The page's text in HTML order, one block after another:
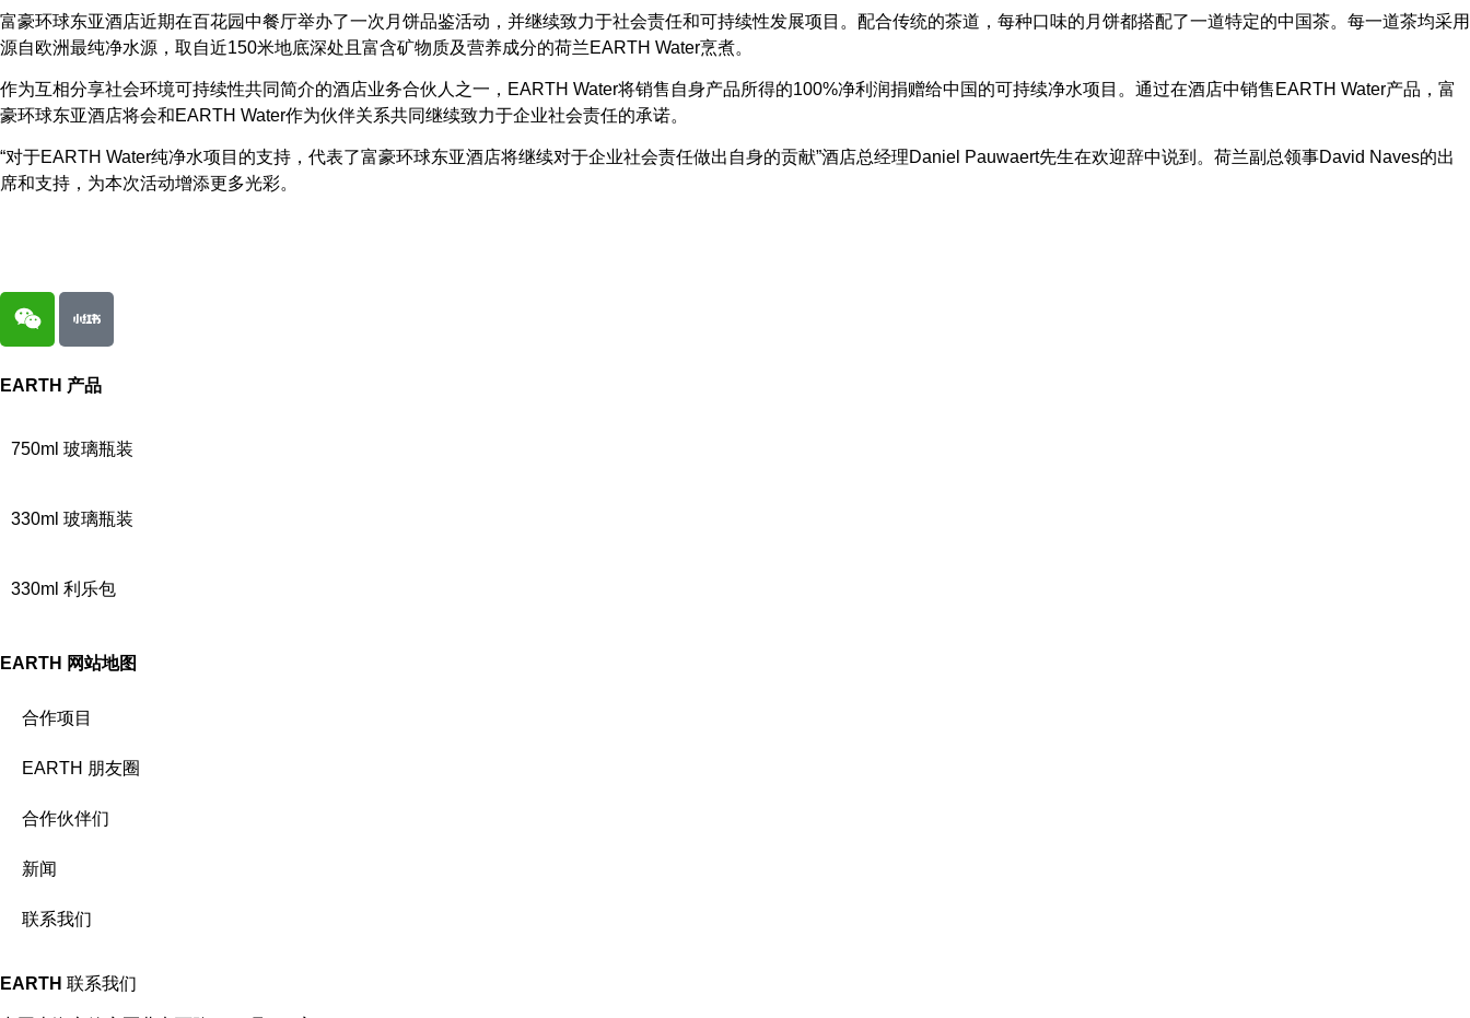
富豪环球东亚酒店近期在百花园中餐厅举办了一次月饼品鉴活动，并继续致力于社会责任和可持续性发展项目。配合传统的茶道，每种口味的月饼都搭配了一道特定的中国茶。每一道茶均采用
源自欧洲最纯净水源，取自近150米地底深处且富含矿物质及营养成分的荷兰EARTH Water烹煮。
作为互相分享社会环境可持续性共同简介的酒店业务合伙人之一，EARTH Water将销售自身产品所得的100%净利润捐赠给中国的可持续净水项目。通过在酒店中销售EARTH Water产品，富
豪环球东亚酒店将会和EARTH Water作为伙伴关系共同继续致力于企业社会责任的承诺。
“对于EARTH Water纯净水项目的支持，代表了富豪环球东亚酒店将继续对于企业社会责任做出自身的贡献”酒店总经理Daniel Pauwaert先生在欢迎辞中说到。荷兰副总领事David Naves的出
席和支持，为本次活动增添更多光彩。
EARTH 产品
750ml 玻璃瓶装
330ml 玻璃瓶装
330ml 利乐包
EARTH 网站地图
合作项目
EARTH 朋友圈
合作伙伴们
新闻
联系我们
EARTH 联系我们